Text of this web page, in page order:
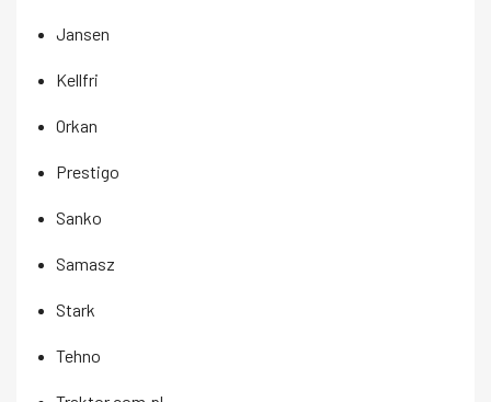
Jansen
Kellfri
Orkan
Prestigo
Sanko
Samasz
Stark
Tehno